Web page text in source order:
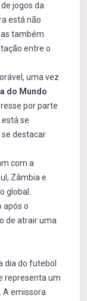
jogos da
está não
também
entre o
uma vez
do Mundo
por parte
se
destacar
com a
Zâmbia e
global.
após o
de atrair uma
dia do futebol
representa um
A emissora